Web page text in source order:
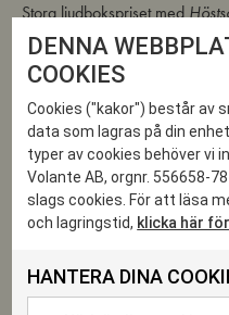
Stora ljudbokspriset med
sålts till tolv av hans titlar och
exemplar.Krigarhjärta
som stabschef på ett
Lena Wilderängär
Hon är född 1983 i Moskva
har fått medalj i Ukraina och
2023 av Expressen för sina
DENNA
COOKIES
Cookies ("kakor") består av
data som lagras på din
typer av cookies behöver vi
Volante AB, orgnr. 556658-
slags cookies. För att läsa
och lagringstid, klicka här
HANTERA DINA